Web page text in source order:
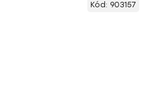
Kód: 903157